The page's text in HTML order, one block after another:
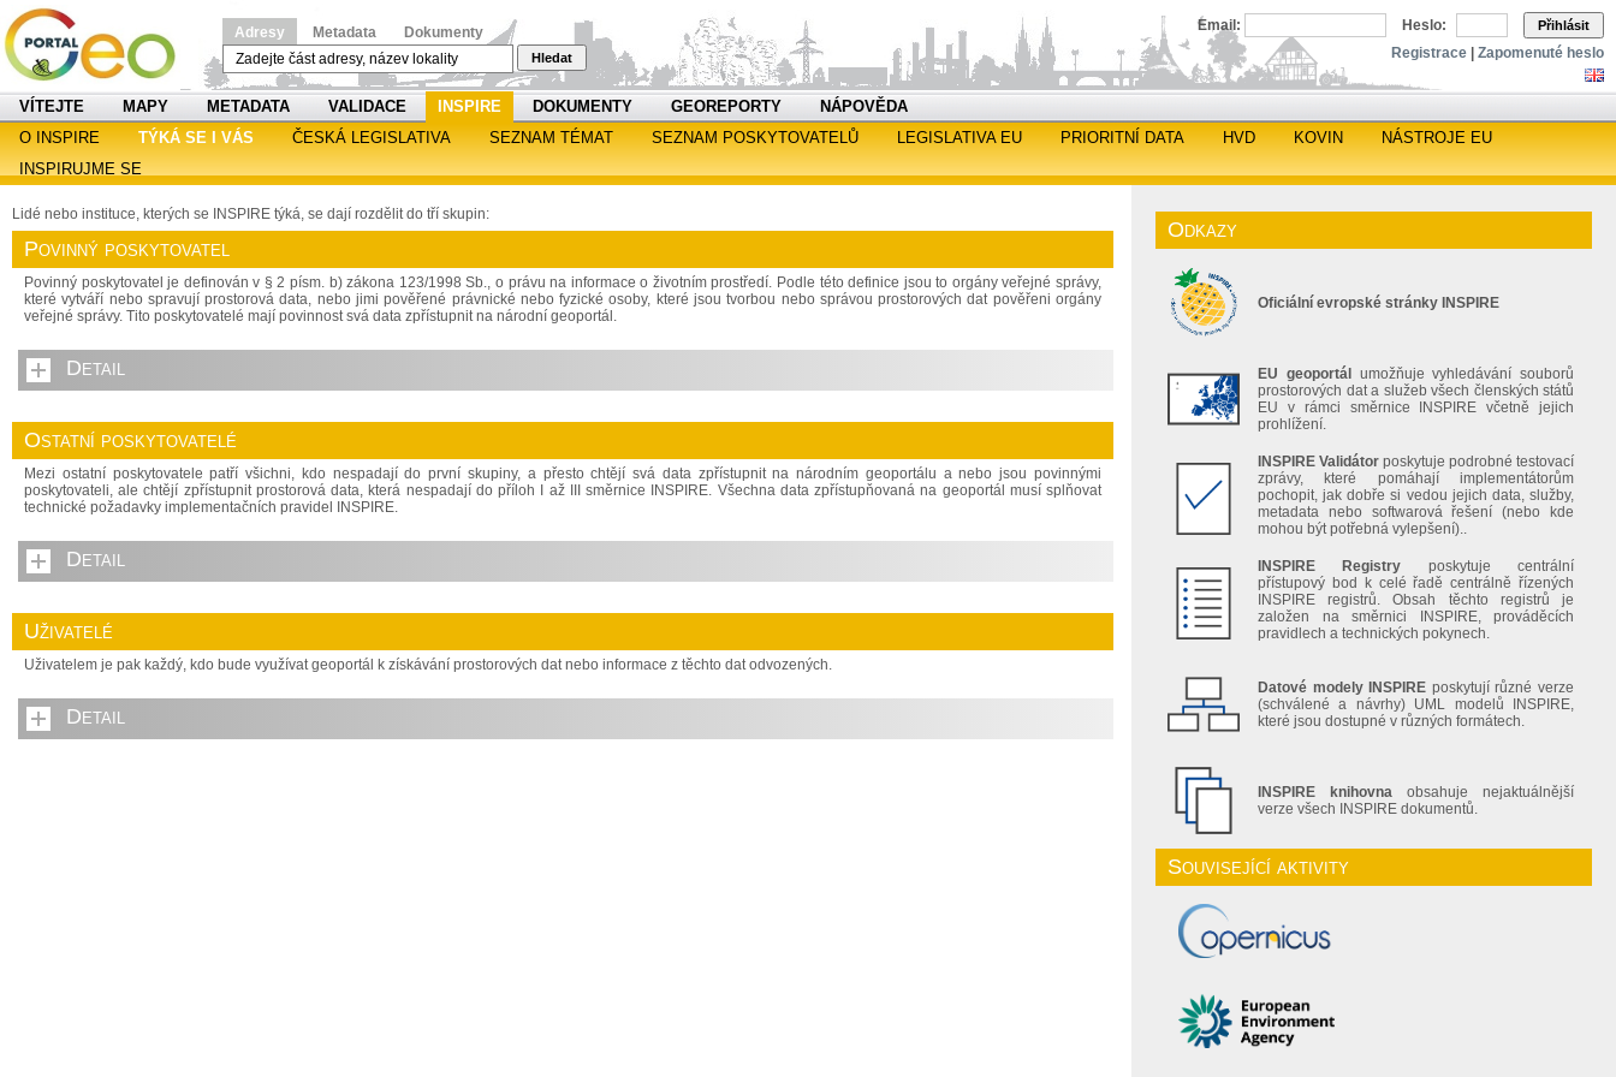
Adresy Metadata Dokumenty
Hledat
Email: Heslo: Přihlásit
Registrace Zapomenuté heslo
VÍTEJTE MAPY METADATA VALIDACE INSPIRE DOKUMENTY GEOREPORTY
NÁPOVĚDA
O INSPIRE
TÝKÁ SE I VÁS ČESKÁ LEGISLATIVA SEZNAM TÉMAT SEZNAM POSKYTOVATELŮ LEGISLATIVA EU PRIORITNÍ DATA HVD KOVIN
NÁSTROJE EU
INSPIRUJME SE
Lidé nebo instituce, kterých se INSPIRE týká, se dají rozdělit do tří skupin:
Povinný poskytovatel
Povinný poskytovatel je definován v § 2 písm. b) zákona 123/1998 Sb., o právu na informace o životním prostředí. Podle této definice jsou to orgány veřejné správy,
které vytváří nebo spravují prostorová data, nebo jimi pověřené právnické nebo fyzické osoby, které jsou tvorbou nebo správou prostorových dat pověřeni orgány
veřejné správy. Tito poskytovatelé mají povinnost svá data zpřístupnit na národní geoportál.
Detail
Ostatní poskytovatelé
Mezi ostatní poskytovatele patří všichni, kdo nespadají do první skupiny, a přesto chtějí svá data zpřístupnit na národním geoportálu a nebo jsou povinnými
poskytovateli, ale chtějí zpřístupnit prostorová data, která nespadají do příloh I až III směrnice INSPIRE. Všechna data zpřístupňovaná na geoportál musí splňovat
technické požadavky implementačních pravidel INSPIRE.
Detail
Uživatelé
Uživatelem je pak každý, kdo bude využívat geoportál k získávání prostorových dat nebo informace z těchto dat odvozených.
Detail
Odkazy
Oficiální evropské stránky INSPIRE
EU geoportál
umožňuje vyhledávání souborů
prostorových dat a služeb všech členských států
EU v rámci směrnice INSPIRE včetně jejich
prohlížení.
INSPIRE Validátor poskytuje podrobné testovací
zprávy, které pomáhají implementátorům
pochopit, jak dobře si vedou jejich data, služby,
metadata nebo softwarová řešení (nebo kde
mohou být potřebná vylepšení)..
INSPIRE Registry poskytuje centrální
přístupový bod k celé řadě centrálně řízených
INSPIRE registrů. Obsah těchto registrů je
založen na směrnici INSPIRE, prováděcích
pravidlech a technických pokynech.
Datové modely INSPIRE poskytují různé verze
(schválené a návrhy) UML modelů INSPIRE,
které jsou dostupné v různých formátech.
INSPIRE knihovna obsahuje nejaktuálnější
verze všech INSPIRE dokumentů.
Související aktivity